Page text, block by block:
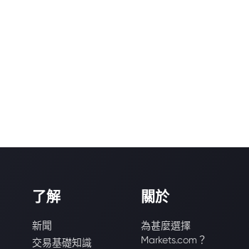
了解
新聞
交易基礎知識
關於
為甚麼選擇
Markets.com？